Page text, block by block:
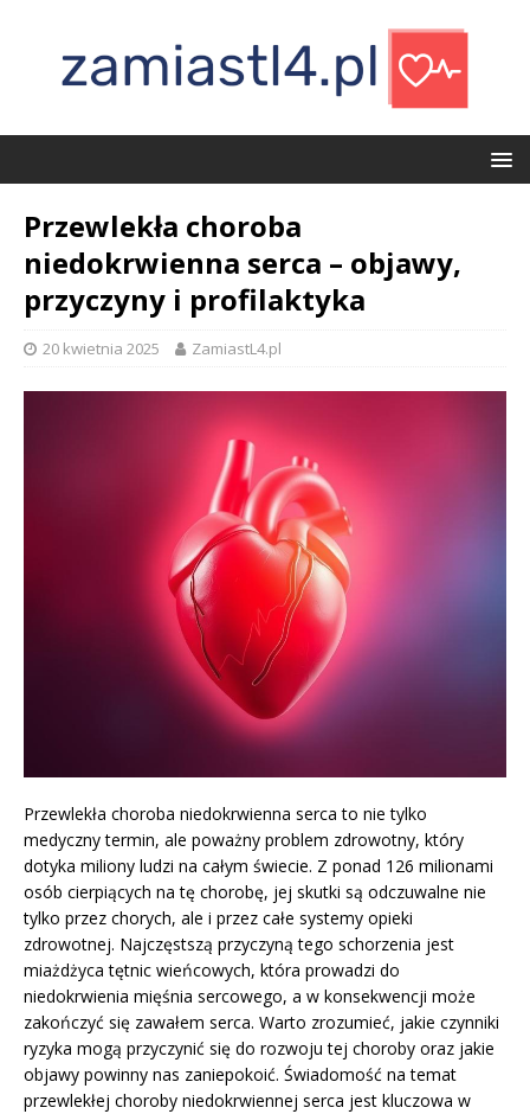
Przewlekła choroba
niedokrwienna serca – objawy,
przyczyny i profilaktyka
20 kwietnia 2025 ZamiastL4.pl
Przewlekła choroba niedokrwienna serca to nie tylko
medyczny termin, ale poważny problem zdrowotny, który
dotyka miliony ludzi na całym świecie. Z ponad 126 milionami
osób cierpiących na tę chorobę, jej skutki są odczuwalne nie
tylko przez chorych, ale i przez całe systemy opieki
zdrowotnej. Najczęstszą przyczyną tego schorzenia jest
miażdżyca tętnic wieńcowych, która prowadzi do
niedokrwienia mięśnia sercowego, a w konsekwencji może
zakończyć się zawałem serca. Warto zrozumieć, jakie czynniki
ryzyka mogą przyczynić się do rozwoju tej choroby oraz jakie
objawy powinny nas zaniepokoić. Świadomość na temat
przewlekłej choroby niedokrwiennej serca jest kluczowa w